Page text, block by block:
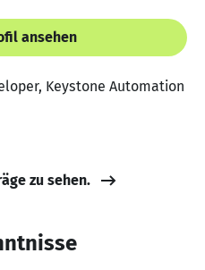
ansehen
Keystone Automation
zu sehen.